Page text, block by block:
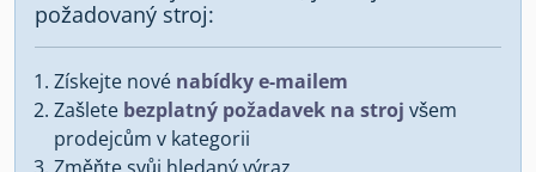
požadovaný stroj:
Získejte nové nabídky e-mailem
Zašlete bezplatný požadavek na stroj všem
prodejcům v kategorii
Změňte svůj hledaný výraz